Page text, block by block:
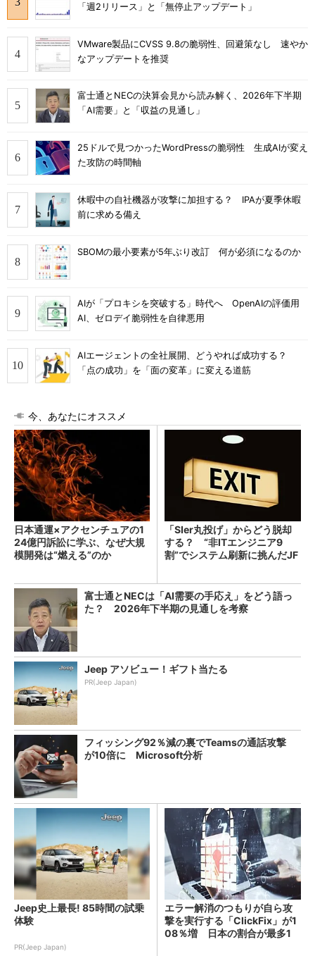
「週2リリース」と「無停止アップデート」
VMware製品にCVSS 9.8の脆弱性、回避策なし 速やか
なアップデートを推奨
富士通とNECの決算会見から読み解く、2026年下半期
「AI需要」と「収益の見通し」
25ドルで見つかったWordPressの脆弱性 生成AIが変え
た攻防の時間軸
休暇中の自社機器が攻撃に加担する？ IPAが夏季休暇
前に求める備え
SBOMの最小要素が5年ぶり改訂 何が必須になるのか
AIが「プロキシを突破する」時代へ OpenAIの評価用
AI、ゼロデイ脆弱性を自律悪用
AIエージェントの全社展開、どうやれば成功する？
「点の成功」を「面の変革」に変える道筋
今、あなたにオススメ
日本通運×アクセンチュアの1
24億円訴訟に学ぶ、なぜ大規
模開発は“燃える”のか
「SIer丸投げ」からどう脱却
する？ “非ITエンジニア9
割”でシステム刷新に挑んだJF
富士通とNECは「AI需要の手応え」をどう語っ
た？ 2026年下半期の見通しを考察
Jeep アソビュー！ギフト当たる
PR(Jeep Japan)
フィッシング92％減の裏でTeamsの通話攻撃
が10倍に Microsoft分析
Jeep史上最長! 85時間の試乗
体験
PR(Jeep Japan)
エラー解消のつもりが自ら攻
撃を実行する「ClickFix」が1
08％増 日本の割合が最多1